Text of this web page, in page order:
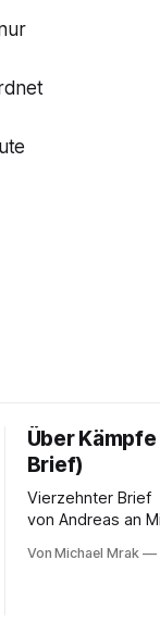
Über
Brief)
Vierzehnter Brief
von Andreas an Michael
bisher. Du fragst,
Von Michael Mrak